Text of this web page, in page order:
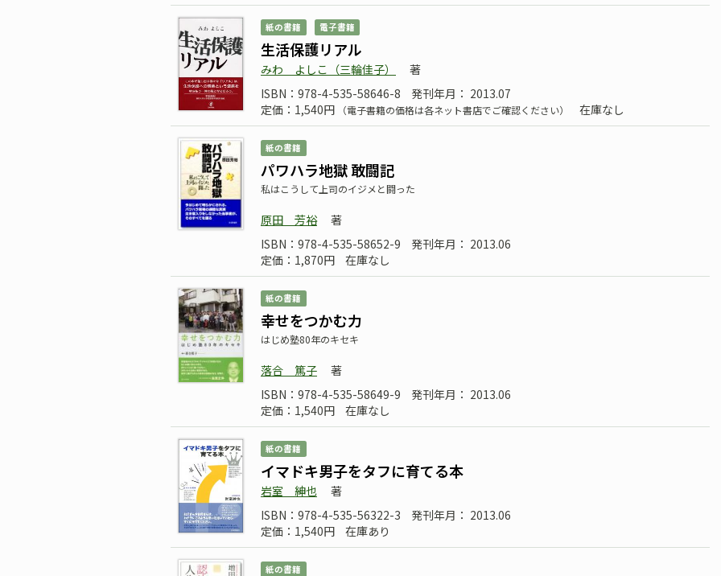
紙の書籍 電子書籍
生活保護リアル
みわ よしこ（三輪佳子）
著
ISBN：978-4-535-58646-8
発刊年月： 2013.07
定価：1,540円
（電子書籍の価格は各ネット書店でご確認ください） 在庫なし
紙の書籍
パワハラ地獄 敢闘記
私はこうして上司のイジメと闘った
原田 芳裕
著
ISBN：978-4-535-58652-9
発刊年月： 2013.06
定価：1,870円
在庫なし
紙の書籍
幸せをつかむ力
はじめ塾80年のキセキ
落合 篤子
著
ISBN：978-4-535-58649-9
発刊年月： 2013.06
定価：1,540円
在庫なし
紙の書籍
イマドキ男子をタフに育てる本
岩室 紳也
著
ISBN：978-4-535-56322-3
発刊年月： 2013.06
定価：1,540円
在庫あり
紙の書籍